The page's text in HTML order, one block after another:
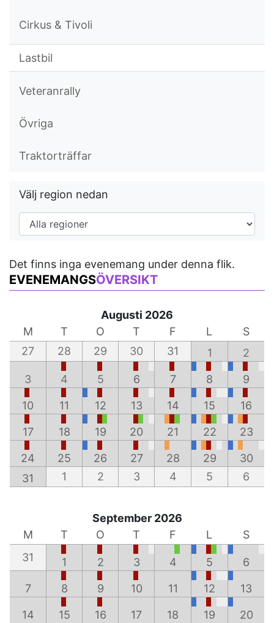
Cirkus & Tivoli
Lastbil
Veteranrally
Övriga
Traktorträffar
Välj region nedan
Det finns inga evenemang under denna flik.
EVENEMANGSÖVERSIKT
Augusti 2026
M
T O T F L
S
27
28 29 30 31 1 2
3 4 5 6 7 8 9
10 11 12 13 14 15 16
17 18 19 20 21 22 23
24 25 26 27 28 29
30
31
1 2 3 4 5 6
September 2026
M
T O T F L
S
31
1 2 3 4 5 6
7 8 9 10 11 12 13
14 15 16 17 18 19 20